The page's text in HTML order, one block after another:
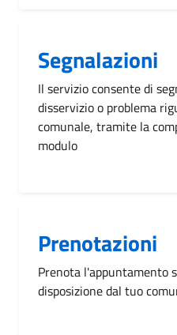
Segnalazioni
Il servizio consente di
disservizio o problema
comunale, tramite la
modulo
Prenotazioni
Prenota l'appuntamento
disposizione dal tuo